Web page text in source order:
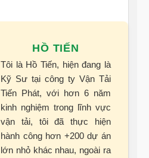
HỒ TIẾN
Tôi là Hồ Tiến, hiện đang là
Kỹ Sư tại công ty Vận Tải
Tiến Phát, với hơn 6 năm
kinh nghiệm trong lĩnh vực
vận tải, tôi đã thực hiện
hành công hơn +200 dự án
lớn nhỏ khác nhau, ngoài ra